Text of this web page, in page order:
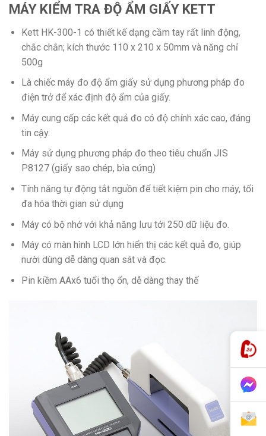
MÁY KIỂM TRA ĐỘ ẨM GIẤY KETT
Kett HK-300-1 có thiết kế dạng cầm tay rất linh động,
chắc chắn; kích thước 110 x 210 x 50mm và năng chỉ
500g
Là chiếc máy đo độ ẩm giấy sử dụng phương pháp đo
điện trở để xác định độ ẩm của giấy.
Máy cung cấp các kết quả đo có độ chính xác cao, đáng
tin cậy.
Máy sử dụng phương pháp đo theo tiêu chuẩn JIS
P8127 (giấy sao chép, bìa cứng)
Tính năng tự động tắt nguồn để tiết kiệm pin cho máy, tối
đa hóa thời gian sử dụng
Máy có bộ nhớ với khả năng lưu tới 250 dữ liệu đo.
Máy có màn hình LCD lớn hiển thị các kết quả đo, giúp
nười dùng dễ dàng quan sát và đọc.
Pin kiềm AAx6 tuổi thọ ổn, dễ dàng thay thế